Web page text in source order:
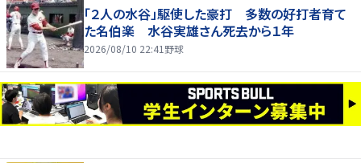
「２人の水谷」駆使した豪打 多数の好打者育て
た名伯楽 水谷実雄さん死去から１年
2026/08/10 22:41 野球